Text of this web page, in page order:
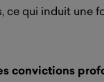
ce qui induit une
convictions